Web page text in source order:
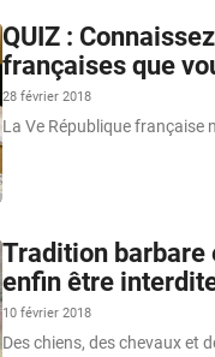
QUIZ :
françaises que
28 février 2018
La Ve République française
Tradition barbare
enfin être
10 février 2018
Des chiens, des chevaux et